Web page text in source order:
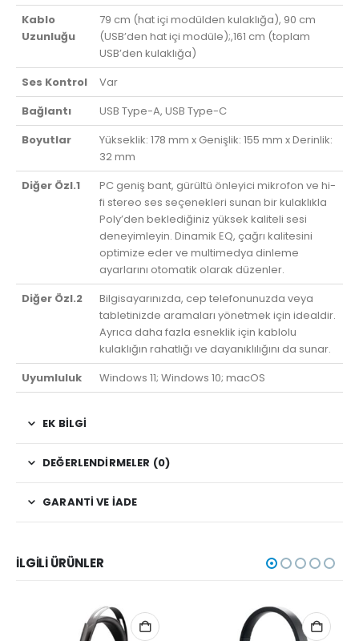
Kablo
Uzunluğu
79 cm (hat içi modülden kulaklığa), 90 cm
(USB’den hat içi modüle);,161 cm (toplam
USB’den kulaklığa)
Ses Kontrol
Var
Bağlantı
USB Type-A, USB Type-C
Boyutlar
Yükseklik: 178 mm x Genişlik: 155 mm x Derinlik:
32 mm
Diğer Özl.1
PC geniş bant, gürültü önleyici mikrofon ve hi-
fi stereo ses seçenekleri sunan bir kulaklıkla
Poly’den beklediğiniz yüksek kaliteli sesi
deneyimleyin. Dinamik EQ, çağrı kalitesini
optimize eder ve multimedya dinleme
ayarlarını otomatik olarak düzenler.
Diğer Özl.2
Bilgisayarınızda, cep telefonunuzda veya
tabletinizde aramaları yönetmek için idealdir.
Ayrıca daha fazla esneklik için kablolu
kulaklığın rahatlığı ve dayanıklılığını da sunar.
Uyumluluk
Windows 11; Windows 10; macOS
EK BILGI
DEĞERLENDIRMELER (0)
GARANTI VE İADE
İLGILI ÜRÜNLER